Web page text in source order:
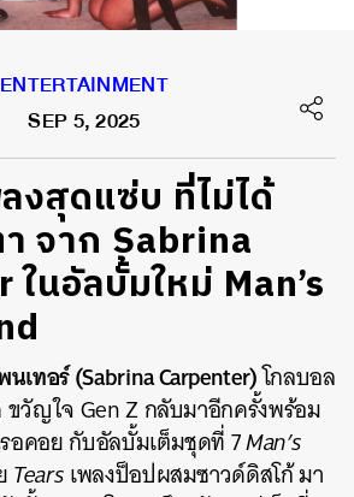
ENTERTAINMENT
SEP 5, 2025
ลงสุดแซ่บ ที่ไม่ได้
จาก Sabrina
นอัลบั้มใหม่ Man’s
เทอร์ (Sabrina Carpenter)โกลบอล
ขวัญใจ Gen Z กลับมาอีกครั้งพร้อม
อคอย กับอัลบั้มเต็มชุดที่ 7Man’s
Tearsเพลงป็อปผสมซาวด์ดิสโก้ มา